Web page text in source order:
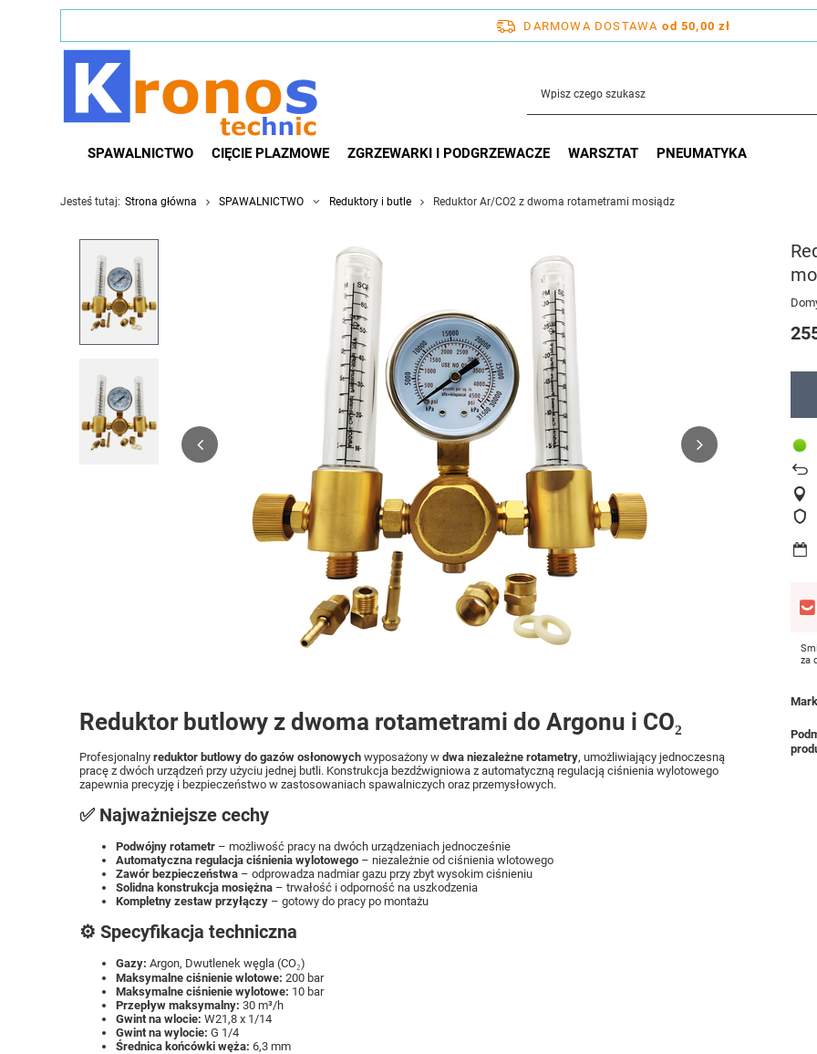
DARMOWA DOSTAWA od 50,00 zł
SPAWALNICTWO CIĘCIE PLAZMOWE ZGRZEWARKI I PODGRZEWACZE WARSZTAT PNEUMATYKA
Jesteś tutaj: Strona główna SPAWALNICTWO Reduktory i butle Reduktor Ar/CO2 z dwoma rotametrami mosiądz
za
Reduktor butlowy z dwoma rotametrami do Argonu i CO₂
Profesjonalny reduktor butlowy do gazów osłonowych wyposażony w dwa niezależne rotametry, umożliwiający jednoczesną
pracę z dwóch urządzeń przy użyciu jednej butli. Konstrukcja bezdźwigniowa z automatyczną regulacją ciśnienia wylotowego
zapewnia precyzję i bezpieczeństwo w zastosowaniach spawalniczych oraz przemysłowych.
✅ Najważniejsze cechy
Podwójny rotametr – możliwość pracy na dwóch urządzeniach jednocześnie
Automatyczna regulacja ciśnienia wylotowego – niezależnie od ciśnienia wlotowego
Zawór bezpieczeństwa – odprowadza nadmiar gazu przy zbyt wysokim ciśnieniu
Solidna konstrukcja mosiężna – trwałość i odporność na uszkodzenia
Kompletny zestaw przyłączy – gotowy do pracy po montażu
⚙️ Specyfikacja techniczna
Gazy: Argon, Dwutlenek węgla (CO₂)
Maksymalne ciśnienie wlotowe: 200 bar
Maksymalne ciśnienie wylotowe: 10 bar
Przepływ maksymalny: 30 m³/h
Gwint na wlocie: W21,8 x 1/14
Gwint na wylocie: G 1/4
Średnica końcówki węża: 6,3 mm